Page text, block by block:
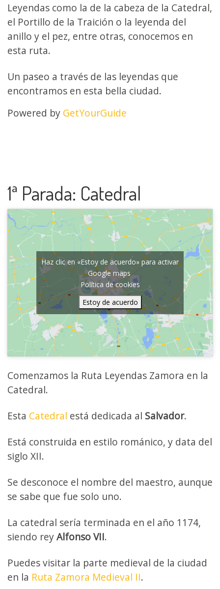
Leyendas como la de la cabeza de la Catedral,
el Portillo de la Traición o la leyenda del
anillo y el pez, entre otras, conocemos en
esta ruta.
Un paseo a través de las leyendas que
encontramos en esta bella ciudad.
Powered by GetYourGuide
1ª Parada: Catedral
Haz clic en «Estoy de acuerdo» para activar
Google maps
Política de cookies
Estoy de acuerdo
Comenzamos la Ruta Leyendas Zamora en la
Catedral.
Esta Catedral está dedicada al Salvador.
Está construida en estilo románico, y data del
siglo XII.
Se desconoce el nombre del maestro, aunque
se sabe que fue solo uno.
La catedral sería terminada en el año 1174,
siendo reyAlfonso VII.
Puedes visitar la parte medieval de la ciudad
en la Ruta Zamora Medieval II.